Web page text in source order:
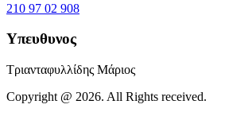
210 97 02 908
Υπευθυνος
Τριανταφυλλίδης Μάριος
Copyright @ 2026. All Rights received.